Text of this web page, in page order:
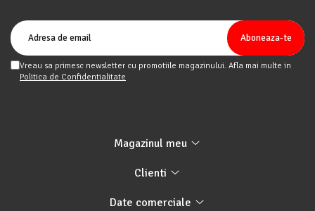
Vreau sa primesc newsletter cu promotiile magazinului. Afla mai multe in
Politica de Confidentialitate
Magazinul meu
Clienti
Date comerciale